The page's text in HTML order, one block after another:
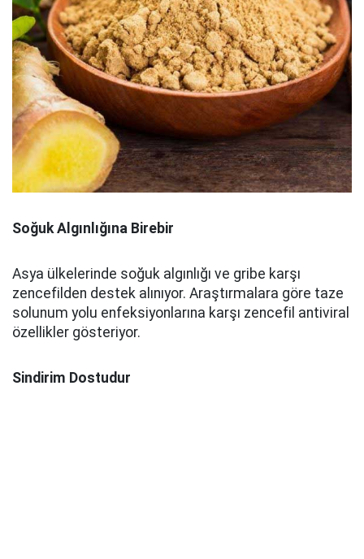
Soğuk Algınlığına Birebir
Asya ülkelerinde soğuk algınlığı ve gribe karşı
zencefilden destek alınıyor. Araştırmalara göre taze
solunum yolu enfeksiyonlarına karşı zencefil antiviral
özellikler gösteriyor.
Sindirim Dostudur